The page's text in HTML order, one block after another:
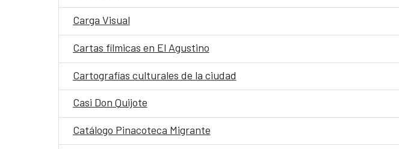
Carga Visual
Cartas fílmicas en El Agustino
Cartografías culturales de la ciudad
Casi Don Quijote
Catálogo Pinacoteca Migrante